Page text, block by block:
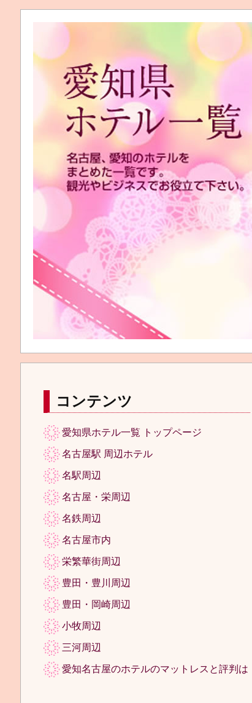
コンテンツ
愛知県ホテル一覧 トップページ
名古屋駅 周辺ホテル
名駅周辺
名古屋・栄周辺
名鉄周辺
名古屋市内
栄繁華街周辺
豊田・豊川周辺
豊田・岡崎周辺
小牧周辺
三河周辺
愛知名古屋のホテルのマットレスと評判は